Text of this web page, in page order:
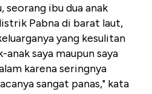
seorang ibu dua anak
Pabna di barat laut,
yang kesulitan
saya maupun saya
karena seringnya
sangat panas," kata